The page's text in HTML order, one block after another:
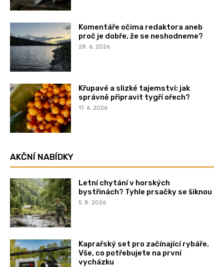
Komentáře očima redaktora aneb
proč je dobře, že se neshodneme?
28. 6. 2026
Křupavé a slizké tajemství: jak
správně připravit tygří ořech?
17. 6. 2026
AKČNÍ NABÍDKY
Letní chytání v horských
bystřinách? Tyhle prsačky se šiknou
5. 8. 2026
Kaprařský set pro začínající rybáře.
Vše, co potřebujete na první
vycházku